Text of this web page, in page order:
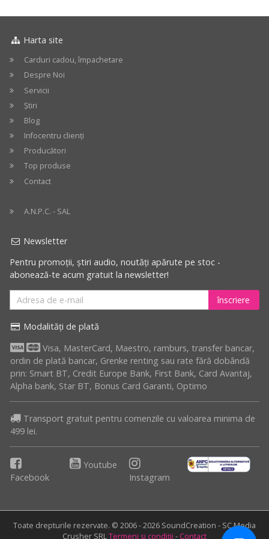
Harta site
Carduri cadou, împachetare
Despre Noi
Servicii
Știri
Blog
Infocentru clienți
Producători
Top produse
Contact
A.N.P.C. - SAL
Newsletter
Pentru promoții, știri audio, noutăți apărute pe stoc -
abonează-te acum gratuit la newsletter!
înscriere
Modalități de plată
Visa, MasterCard, Maestro, ramburs, transfer bancar,
ordin de plată bancar, Grenke renting sau rate fără dobândă
prin: Smart BT, Credit Europe Bank, First Bank, Card Avantaj,
Alpha bank, Star BT, Bonus Card Garanti, Optimo
Transport gratuit pentru comenzile cu valoarea minima de
499 lei.
Facebook
Youtube
Instagram
Toate drepturile rezervate. © 2006 - 2026 SoundCreation - SC Media
Crusher SRLTermeni și condiții - Contact